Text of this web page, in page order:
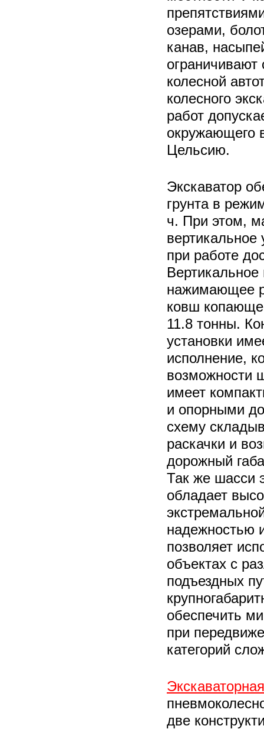
озерами,
канав,
колесной
колесного
работ
окружающего
Цельсию.
Экскаватор
грунта в
ч. При этом,
при работе
нажимающее
ковш
11.8 тонны.
установки
исполнение,
возможности
имеет
и опорными
схему
раскачки и
дорожный
Так же шасси
обладает
надежностью
позволяет
объектах с
подъездных
обеспечить
при
категорий
две